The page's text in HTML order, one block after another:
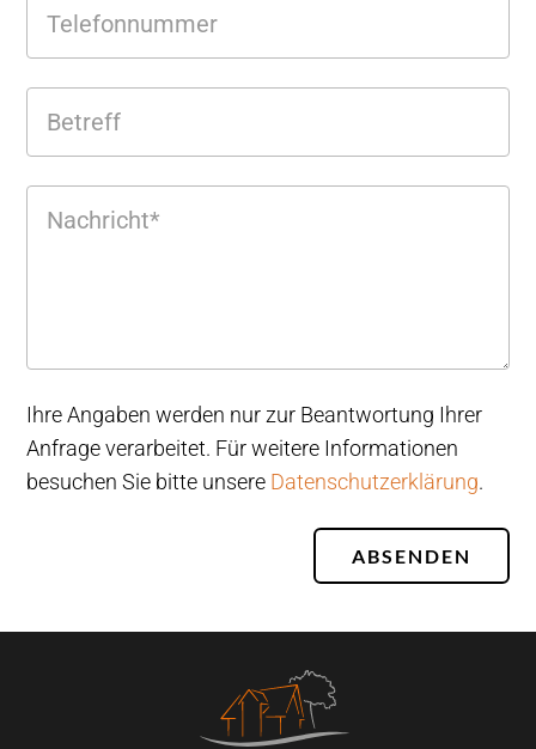
Ihre Angaben werden nur zur Beantwortung Ihrer
Anfrage verarbeitet. Für weitere Informationen
besuchen Sie bitte unsere Datenschutzerklärung.
ABSENDEN